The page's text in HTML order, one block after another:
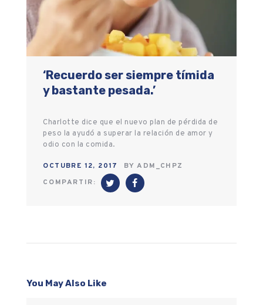
‘Recuerdo ser siempre tímida
y bastante pesada.’
Charlotte dice que el nuevo plan de pérdida de
peso la ayudó a superar la relación de amor y
odio con la comida.
OCTUBRE 12, 2017 BYADM_CHPZ
COMPARTIR:
You May Also Like